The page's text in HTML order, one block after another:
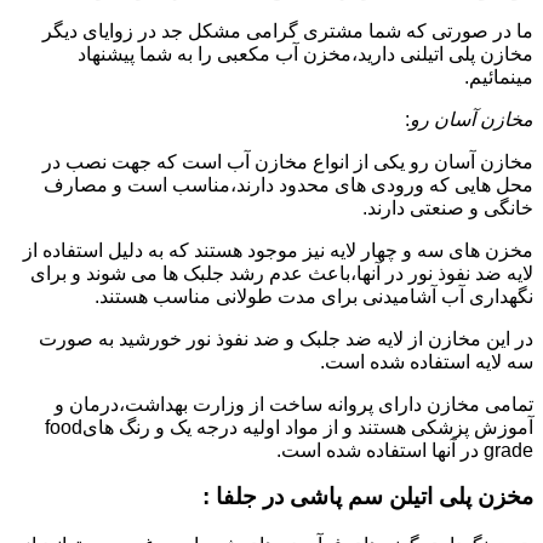
ما در صورتی که شما مشتری گرامی مشکل جد در زوایای دیگر
مخازن پلی اتیلنی دارید،مخزن آب مکعبی را به شما پیشنهاد
مینمائیم.
مخازن آسان رو:
مخازن آسان رو یکی از انواع مخازن آب است که جهت نصب در
محل هایی که ورودی های محدود دارند،مناسب است و مصارف
خانگی و صنعتی دارند.
مخزن های سه و چهار لایه نیز موجود هستند که به دلیل استفاده از
لایه ضد نفوذ نور در آنها،باعث عدم رشد جلبک ها می شوند و برای
نگهداری آب آشامیدنی برای مدت طولانی مناسب هستند.
در این مخازن از لایه ضد جلبک و ضد نفوذ نور خورشید به صورت
سه لایه استفاده شده است.
تمامی مخازن دارای پروانه ساخت از وزارت بهداشت،درمان و
آموزش پزشکی هستند و از مواد اولیه درجه یک و رنگ هایfood
grade در آنها استفاده شده است.
مخزن پلی اتیلن سم پاشی در جلفا :